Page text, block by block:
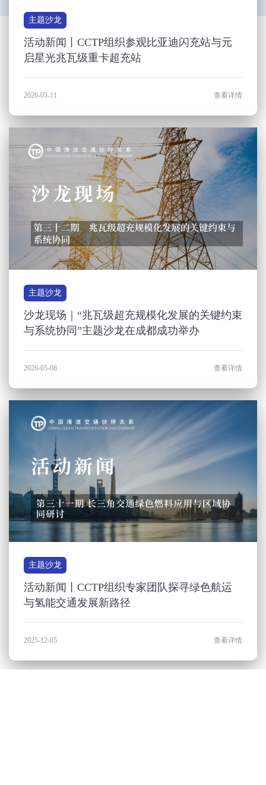
主题沙龙
活动新闻丨CCTP组织参观比亚迪闪充站与元
启星光兆瓦级重卡超充站
2026-05-11 查看详情
主题沙龙
沙龙现场｜“兆瓦级超充规模化发展的关键约束
与系统协同”主题沙龙在成都成功举办
2026-05-08 查看详情
主题沙龙
活动新闻丨CCTP组织专家团队探寻绿色航运
与氢能交通发展新路径
2025-12-05 查看详情